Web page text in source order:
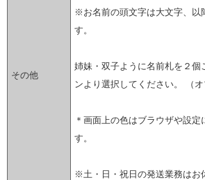
その他
※お名前の頭文字は大文字、以
す。
姉妹・双子ように名前札を２
ンより選択してください。 （オ
＊画面上の色はブラウザや設
す。
※土・日・祝日の発送業務はお